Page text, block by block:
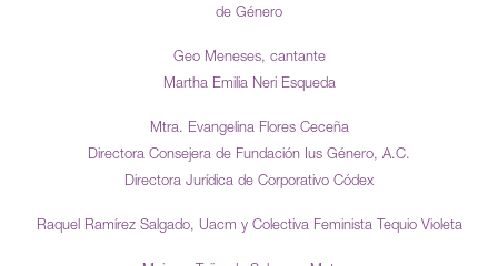
de Género
Geo Meneses, cantante
Martha Emilia Neri Esqueda
Mtra. Evangelina Flores Ceceña
Directora Consejera de Fundación Ius Género, A.C.
Directora Jurídica de Corporativo Códex
Raquel Ramírez Salgado, Uacm y Colectiva Feminista Tequio Violeta